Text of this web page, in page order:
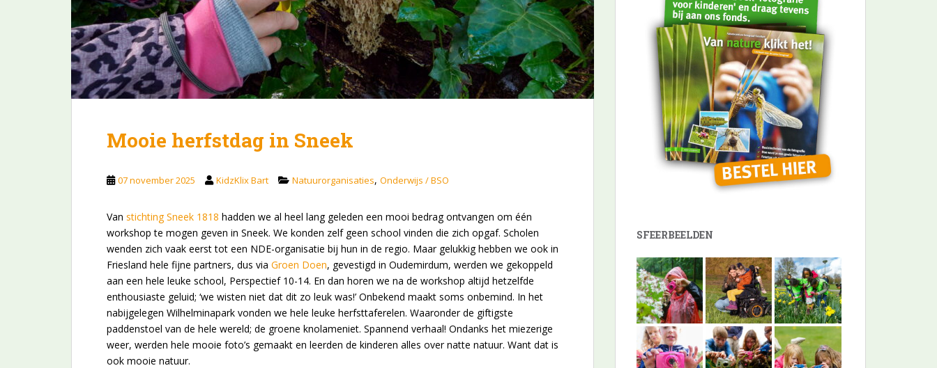
Mooie herfstdag in Sneek
07 november 2025 KidzKlix Bart Natuurorganisaties, Onderwijs / BSO
Van stichting Sneek 1818 hadden we al heel lang geleden een mooi bedrag ontvangen om één
workshop te mogen geven in Sneek. We konden zelf geen school vinden die zich opgaf. Scholen
wenden zich vaak eerst tot een NDE-organisatie bij hun in de regio. Maar gelukkig hebben we ook in
Friesland hele fijne partners, dus via Groen Doen, gevestigd in Oudemirdum, werden we gekoppeld
aan een hele leuke school, Perspectief 10-14. En dan horen we na de workshop altijd hetzelfde
enthousiaste geluid; ‘we wisten niet dat dit zo leuk was!’ Onbekend maakt soms onbemind. In het
nabijgelegen Wilhelminapark vonden we hele leuke herfsttaferelen. Waaronder de giftigste
paddenstoel van de hele wereld; de groene knolameniet. Spannend verhaal! Ondanks het miezerige
weer, werden hele mooie foto’s gemaakt en leerden de kinderen alles over natte natuur. Want dat is
ook mooie natuur.
SFEERBEELDEN